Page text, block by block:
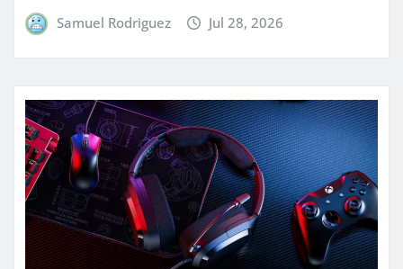
Samuel Rodriguez Jul 28, 2026